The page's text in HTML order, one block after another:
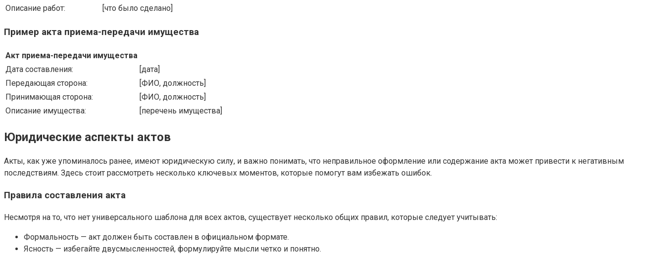
Описание работ:
[что было сделано]
Пример акта приема-передачи имущества
Акт приема-передачи имущества
Дата составления:
[дата]
Передающая сторона:
[ФИО, должность]
Принимающая сторона:
[ФИО, должность]
Описание имущества:
[перечень имущества]
Юридические аспекты актов
Акты, как уже упоминалось ранее, имеют юридическую силу, и важно понимать, что неправильное оформление или содержание акта может привести к негативным
последствиям. Здесь стоит рассмотреть несколько ключевых моментов, которые помогут вам избежать ошибок.
Правила составления акта
Несмотря на то, что нет универсального шаблона для всех актов, существует несколько общих правил, которые следует учитывать:
Формальность — акт должен быть составлен в официальном формате.
Ясность — избегайте двусмысленностей, формулируйте мысли четко и понятно.